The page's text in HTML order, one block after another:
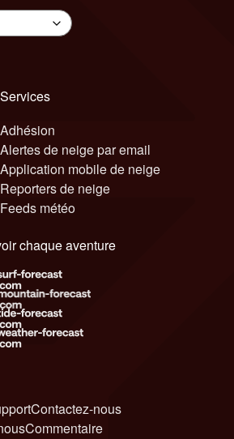
Services
Adhésion
Alertes de neige par email
Application mobile de neige
Reporters de neige
Feeds météo
chaque aventure
Contactez-nous
Commentaire